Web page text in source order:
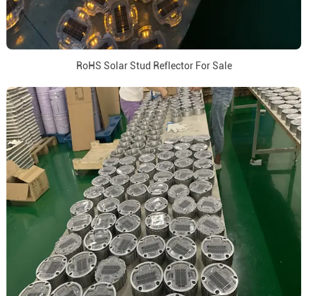
RoHS Solar Stud Reflector For Sale